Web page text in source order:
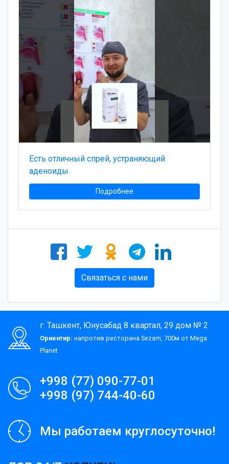
Есть отличный спрей, устраняющий
аденоиды.
Подробнее
Связаться с нами
г. Ташкент, Юнусабад 8 квартал, 29 дом № 2
Ориентир: напротив ресторана Sezam, 700м от Mega
Planet
+998 (77) 090-77-01
+998 (97) 744-40-60
Мы работаем круглосуточно!